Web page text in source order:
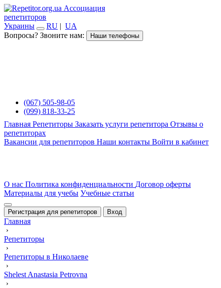
Ассоциация
репетиторов
Украины
RU | UA
Вопросы? Звоните нам:
Наши телефоны
(067) 505-98-05
(099) 818-33-25
Главная Репетиторы Заказать услуги репетитора Отзывы о
репетиторах
Вакансии для репетиторов Наши контакты Войти в кабинет
О нас Политика конфиденциальности Договор оферты
Материалы для учебы Учебные статьи
Регистрация для репетиторов Вход
Главная
›
Репетиторы
›
Репетиторы в Николаеве
›
Shelest Anastasia Petrovna
›